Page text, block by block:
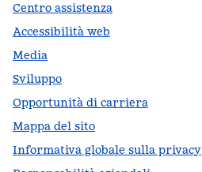
Centro assistenza
Accessibilità web
Media
Sviluppo
Opportunità di carriera
Mappa del sito
Informativa globale sulla privacy